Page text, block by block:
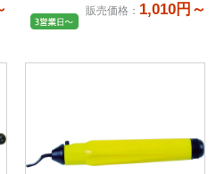
販売価格 ： 1,010円～